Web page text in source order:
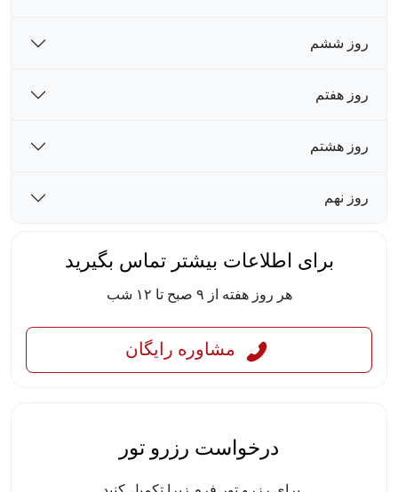
روز ششم
روز هفتم
روز هشتم
روز نهم
برای اطلاعات بیشتر تماس بگیرید
هر روز هفته از ۹ صبح تا ۱۲ شب
مشاوره رایگان
درخواست رزرو تور